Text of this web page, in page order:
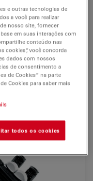
é uma
para a
dossistemas
cirurgia
cirurgião/ 40%
proporciona
e outras tecnologias de
a você para realizar
nosso site, fornecer
em suas interações com
conteúdo nas
cookies”, você concorda
dados com nossos
de consentimento a
de Cookies” na parte
Cookies para saber mais
todos os cookies